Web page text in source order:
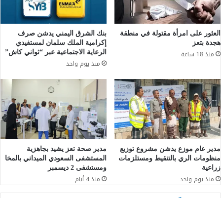
العثور على امرأة مقتولة في منطقة
هجدة بتعز
منذ 18 ساعة
بنك الشرق اليمني يدشن صرف
إكرامية الملك سلمان لمستفيدي
الرعاية الاجتماعية عبر “ثواني كاش”
منذ يوم واحد
مدير عام موزع يدشن مشروع توزيع
منظومات الري بالتنقيط ومستلزمات
زراعية
منذ يوم واحد
مدير صحة تعز يشيد بجاهزية
المستشفى السعودي الميداني بالمخا
ومستشفى 2 ديسمبر
منذ 4 أيام